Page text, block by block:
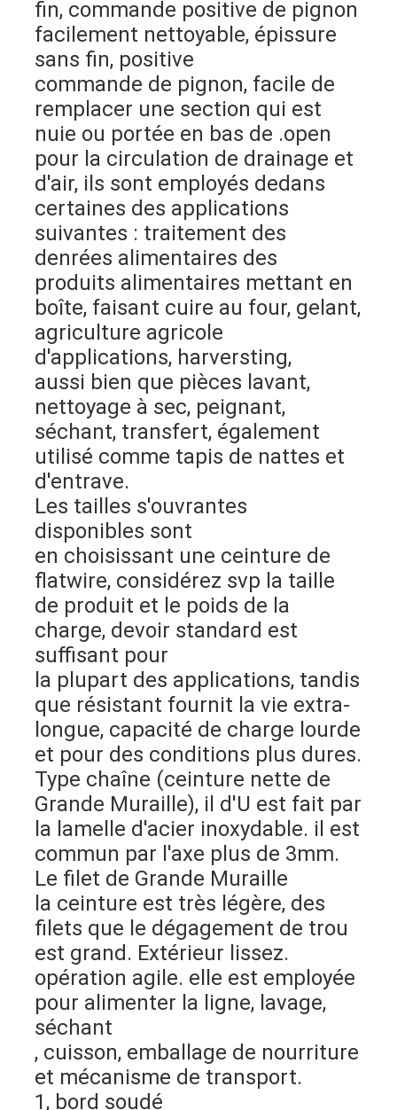
Bande transporteuse en nid d'abeille
Plat de chaîne de convoyeur
Mesh Belt photovoltaïque solaire
Chaîne Mesh Belt
Ceinture en spirale de congélateur
Oven Conveyor Belt
fin, commande positive de pignon
facilement nettoyable, épissure
sans fin, positive
commande de pignon, facile de
remplacer une section qui est
nuie ou portée en bas de .open
pour la circulation de drainage et
d'air, ils sont employés dedans
certaines des applications
suivantes : traitement des
denrées alimentaires des
produits alimentaires mettant en
boîte, faisant cuire au four, gelant,
agriculture agricole
d'applications, harversting,
aussi bien que pièces lavant,
nettoyage à sec, peignant,
séchant, transfert, également
utilisé comme tapis de nattes et
d'entrave.
Les tailles s'ouvrantes
disponibles sont
en choisissant une ceinture de
flatwire, considérez svp la taille
de produit et le poids de la
charge, devoir standard est
suffisant pour
la plupart des applications, tandis
que résistant fournit la vie extra-
longue, capacité de charge lourde
et pour des conditions plus dures.
Type chaîne (ceinture nette de
Grande Muraille), il d'U est fait par
la lamelle d'acier inoxydable. il est
commun par l'axe plus de 3mm.
Le filet de Grande Muraille
la ceinture est très légère, des
filets que le dégagement de trou
est grand. Extérieur lissez.
opération agile. elle est employée
pour alimenter la ligne, lavage,
séchant
, cuisson, emballage de nourriture
et mécanisme de transport.
1, bord soudé